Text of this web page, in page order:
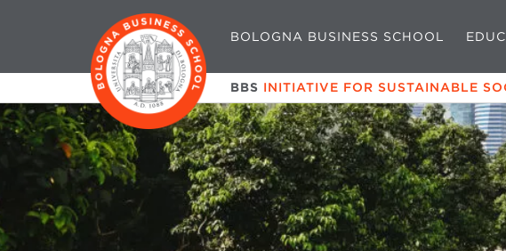
BOLOGNA BUSINESS SCHOOL
BBS INITIATIVE FOR SUSTAINABLE